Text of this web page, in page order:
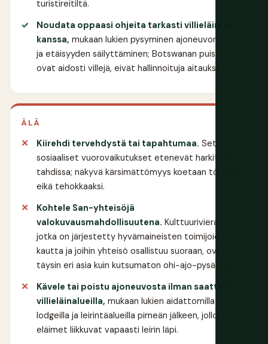
turistireitiltä.
Noudata oppaasi ohjeita tarkasti villieläinten
kanssa, mukaan lukien pysyminen ajoneuvon sisällä
ja etäisyyden säilyttäminen; Botswanan puistot
ovat aidosti villejä, eivät hallinnoituja aitauksia.
ÄLÄ
Kiirehdi tervehdystä tai tapahtumaa. Setsowan
sosiaaliset vuorovaikutukset etenevät harkitussa
tahdissa; näkyvä kärsimättömyys koetaan töykeäksi
eikä tehokkaaksi.
Kohtele San-yhteisöjä
valokuvausmahdollisuutena. Kulttuurivierailut,
jotka on järjestetty hyvämaineisten toimijoiden
kautta ja joihin yhteisö osallistuu suoraan, ovat
täysin eri asia kuin kutsumaton ohi-ajo-pysähdys.
Kävele tai poistu ajoneuvosta ilman saattajaa
villieläinalueilla, mukaan lukien aidattomilla
lodgeilla ja leirintäalueilla pimeän jälkeen, jolloin
eläimet liikkuvat vapaasti leirin läpi.